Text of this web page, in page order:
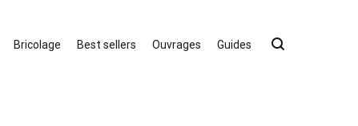
Bricolage Best sellers Ouvrages Guides